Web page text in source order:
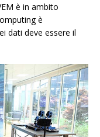
è in ambito
è
dati deve essere il